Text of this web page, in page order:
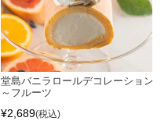
堂島バニラロールデコレーション
～フルーツ
¥2,689 税込